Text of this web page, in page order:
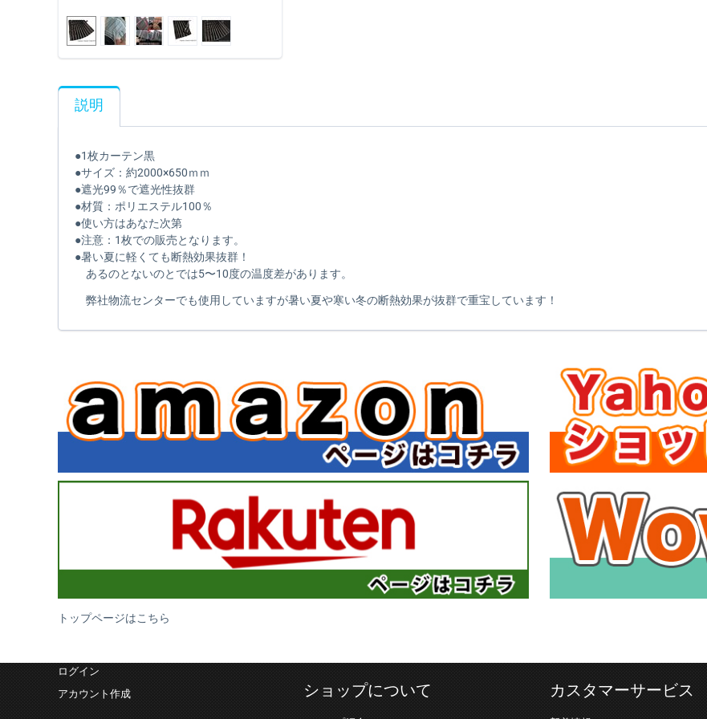
説明
●1枚カーテン黒
●サイズ：約2000×650ｍｍ
●遮光99％で遮光性抜群
●材質：ポリエステル100％
●使い方はあなた次第
●注意：1枚での販売となります。
●暑い夏に軽くても断熱効果抜群！
あるのとないのとでは5〜10度の温度差があります。
弊社物流センターでも使用していますが暑い夏や寒い冬の断熱効果が抜群で重宝しています！
トップページはこちら
ログイン
アカウント作成
ショップについて カスタマーサービス